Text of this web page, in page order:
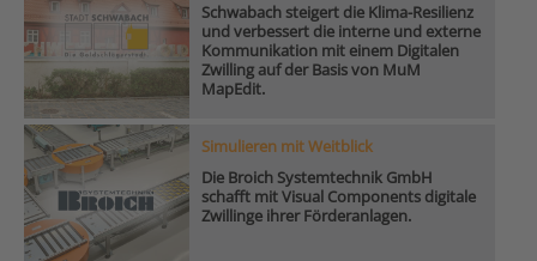
Schwabach steigert die Klima-Resilienz
und verbessert die interne und externe
Kommunikation mit einem Digitalen
Zwilling auf der Basis von MuM
MapEdit.
Simulieren mit Weitblick
Die Broich Systemtechnik GmbH
schafft mit Visual Components digitale
Zwillinge ihrer Förderanlagen.